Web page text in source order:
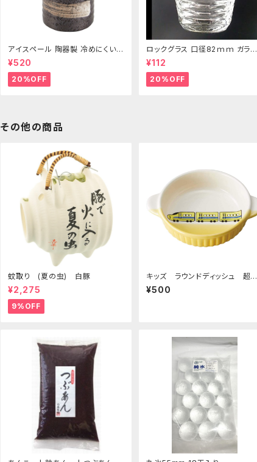
アイスペール 陶器製 冷めにくい二
重構造 860ml
¥520
20%OFF
ロックグラス 口径82ｍｍ ガラス
製 250cc
¥112
20%OFF
その他の商品
蚊取り (夏の虫) 白豚
¥2,275
9%OFF
キッズ ラウンドディッシュ 超特
急イエロー
¥500